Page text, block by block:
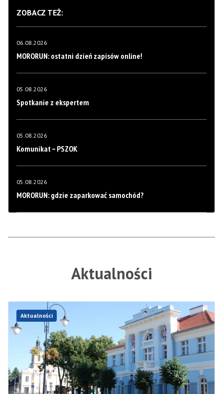
ZOBACZ TEŻ:
06.08.2026
MORORUN: ostatni dzień zapisów online!
05.08.2026
Spotkanie z ekspertem
05.08.2026
Komunikat – PSZOK
05.08.2026
MORORUN: gdzie zaparkować samochód?
Aktualności
Aktualności